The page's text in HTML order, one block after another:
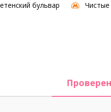
бульвар
Чистые